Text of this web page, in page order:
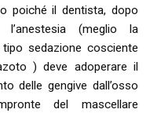
poiché il dentista, dopo
(meglio la
sedazione cosciente
) deve adoperare il
delle gengive dall’osso
del mascellare